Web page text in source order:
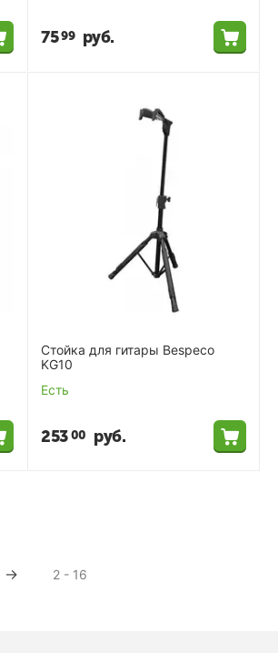
7599 руб.
Стойка для гитары Bespeco
KG10
Есть
25300 руб.
2 - 16